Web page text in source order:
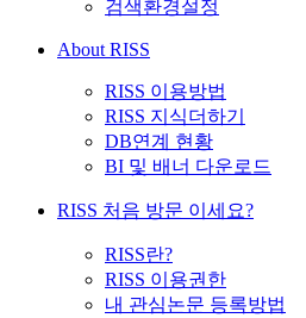
검색환경설정
About RISS
RISS 이용방법
RISS 지식더하기
DB연계 현황
BI 및 배너 다운로드
RISS 처음 방문 이세요?
RISS란?
RISS 이용권한
내 관심논문 등록방법